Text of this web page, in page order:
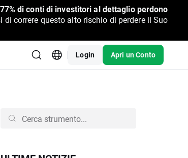
77% di conti di investitori al dettaglio perdono
correre questo alto rischio di perdere il Suo
Login Apri un Conto